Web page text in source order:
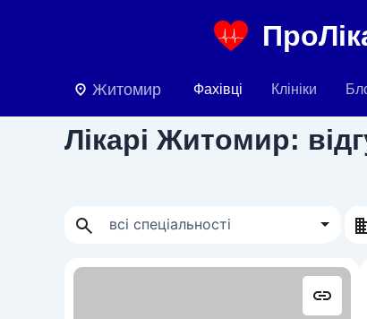
Житомир Фахівці Клініки
Лікарі Житомир: